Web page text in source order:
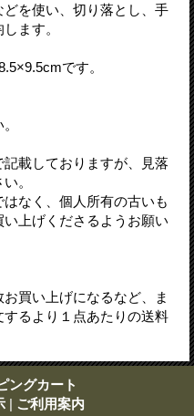
を使い、切り落とし、手
ます。
です。
載しておりますが、見落
。
なく、個人所有の古いも
上げくださるようお願い
買い上げになるなど、ま
るより１点あたりの送料
ングカート
| ご利用案内